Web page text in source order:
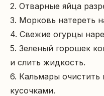
2. Отварные яйца
3. Морковь натереть
4. Свежие огурцы
5. Зеленый горошек
и слить жидкость.
6. Кальмары очистить
кусочками.